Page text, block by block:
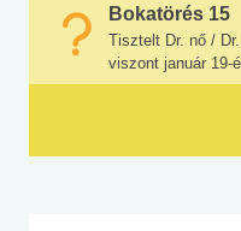
Bokatörés 15
Tisztelt Dr. nő /
viszont január 19-